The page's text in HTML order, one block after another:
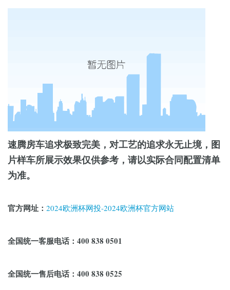
速腾房车追求极致完美，对工艺的追求永无止境，图
片样车所展示效果仅供参考，请以实际合同配置清单
为准。
官方网址： 2024欧洲杯网投-2024欧洲杯官方网站
全国统一客服电话：400 838 0501
全国统一售后电话：400 838 0525